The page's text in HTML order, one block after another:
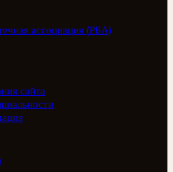
ассоциация (РБА)
сайта